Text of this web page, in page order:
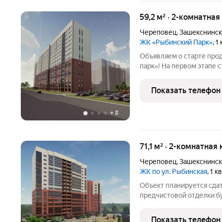
+ 8
59,2 м² · 2-
Череповец,
ЖК «Рыбинский Парк», 1
Объявляем о старте
парк»! На первом этапе
четвёртый квартал
комфорткласса. Вы
Показать телефон
71,1 м² · 2-
Череповец,
ЖК по ул. Рыбинская, 1
Объект планируется
предчистовой отделки
установкой розеток и
Показать телефон